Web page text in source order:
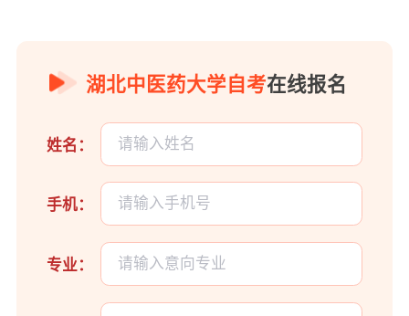
湖北中医药大学自考在线报名
姓名：
手机：
专业：